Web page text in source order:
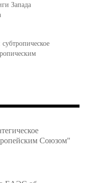
Запада
Союзом"